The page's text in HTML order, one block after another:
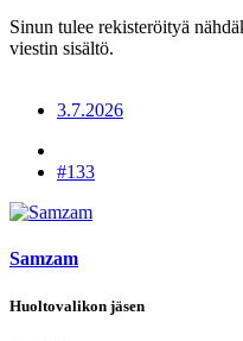
Sinun tulee rekisteröityä
viestin sisältö.
3.7.2026
#133
Samzam
Huoltovalikon jäsen